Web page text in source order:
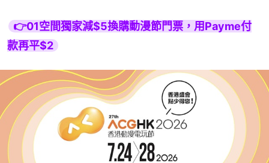
👉01空間獨家減$5換購動漫節門票，用Payme付
款再平$2